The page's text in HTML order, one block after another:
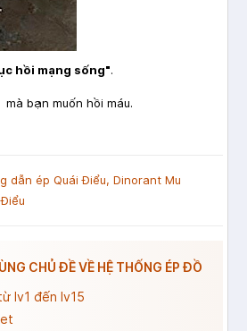
hồi mạng sống".
mà bạn muốn hồi máu.
dẫn ép Quái Điểu, Dinorant Mu
CHỦ ĐỀ VỀ HỆ THỐNG ÉP ĐỒ
lv1 đến lv15